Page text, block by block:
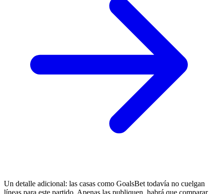
Un detalle adicional: las casas como GoalsBet todavía no cuelgan